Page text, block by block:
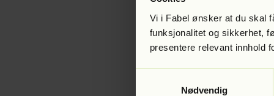
Vi i Fabel ønsker at du skal
funksjonalitet og sikkerhet,
presentere relevant innhold
Nødvendig
Application